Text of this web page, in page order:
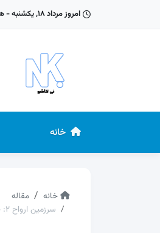
امروز مرداد ۱۸, یکشنبه - همراه ما باشید با تازه‌ترین اخبار و مقالات دنیای دونگهوا
خانه
خانه
مقاله
سرزمین ارواح ۲: چرا «جو زی» نطفه «هوو یوهائو» را دزدید؟ آیا دونگهوا این بخش داستانی را حذف خواهد کرد؟